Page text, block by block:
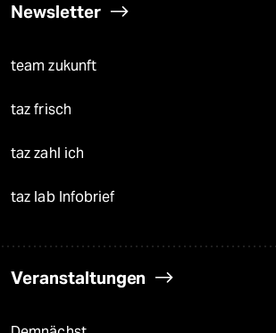
Newsletter
team zukunft
taz frisch
taz zahl ich
taz lab Infobrief
Veranstaltungen